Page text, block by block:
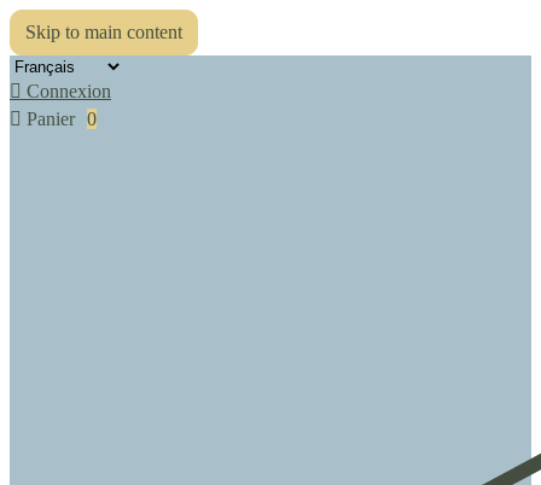
Skip to main content
 Connexion
 Panier 0